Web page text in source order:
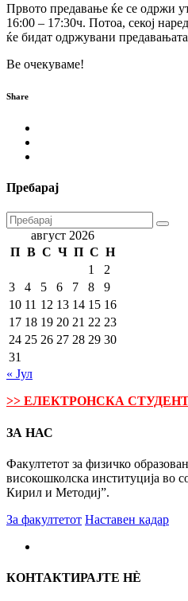
Првото предавање ќе се одржи
16:00 – 17:30ч. Потоа, секој
ќе бидат одржувани
Ве очекуваме!
Share
Пребарај
август 2026
П В С Ч П С Н
1
2
3
4 5 6 7 8
9
10 11 12 13 14 15 16
17 18 19 20 21 22 23
24 25 26 27 28 29 30
31
« Јул
>> ЕЛЕКТРОНСКА
ЗА НАС
Факултетот за физичко
високошколска институција во
Кирил и Методиј”.
За факултетот Наставен кадар
КОНТАКТИРАЈТЕ НÈ